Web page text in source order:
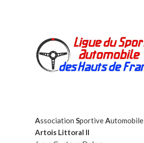
AssociationSportiveAutomobile
Artois Littoral II